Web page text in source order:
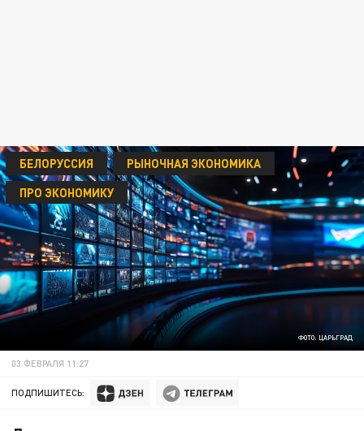
ФОТО: ЦАРЬГРАД
БЕЛОРУССИЯ
РЫНОЧНАЯ ЭКОНОМИКА
ПРО ЭКОНОМИКУ
03 ФЕВРАЛЯ 11:27
ПОДПИШИТЕСЬ: